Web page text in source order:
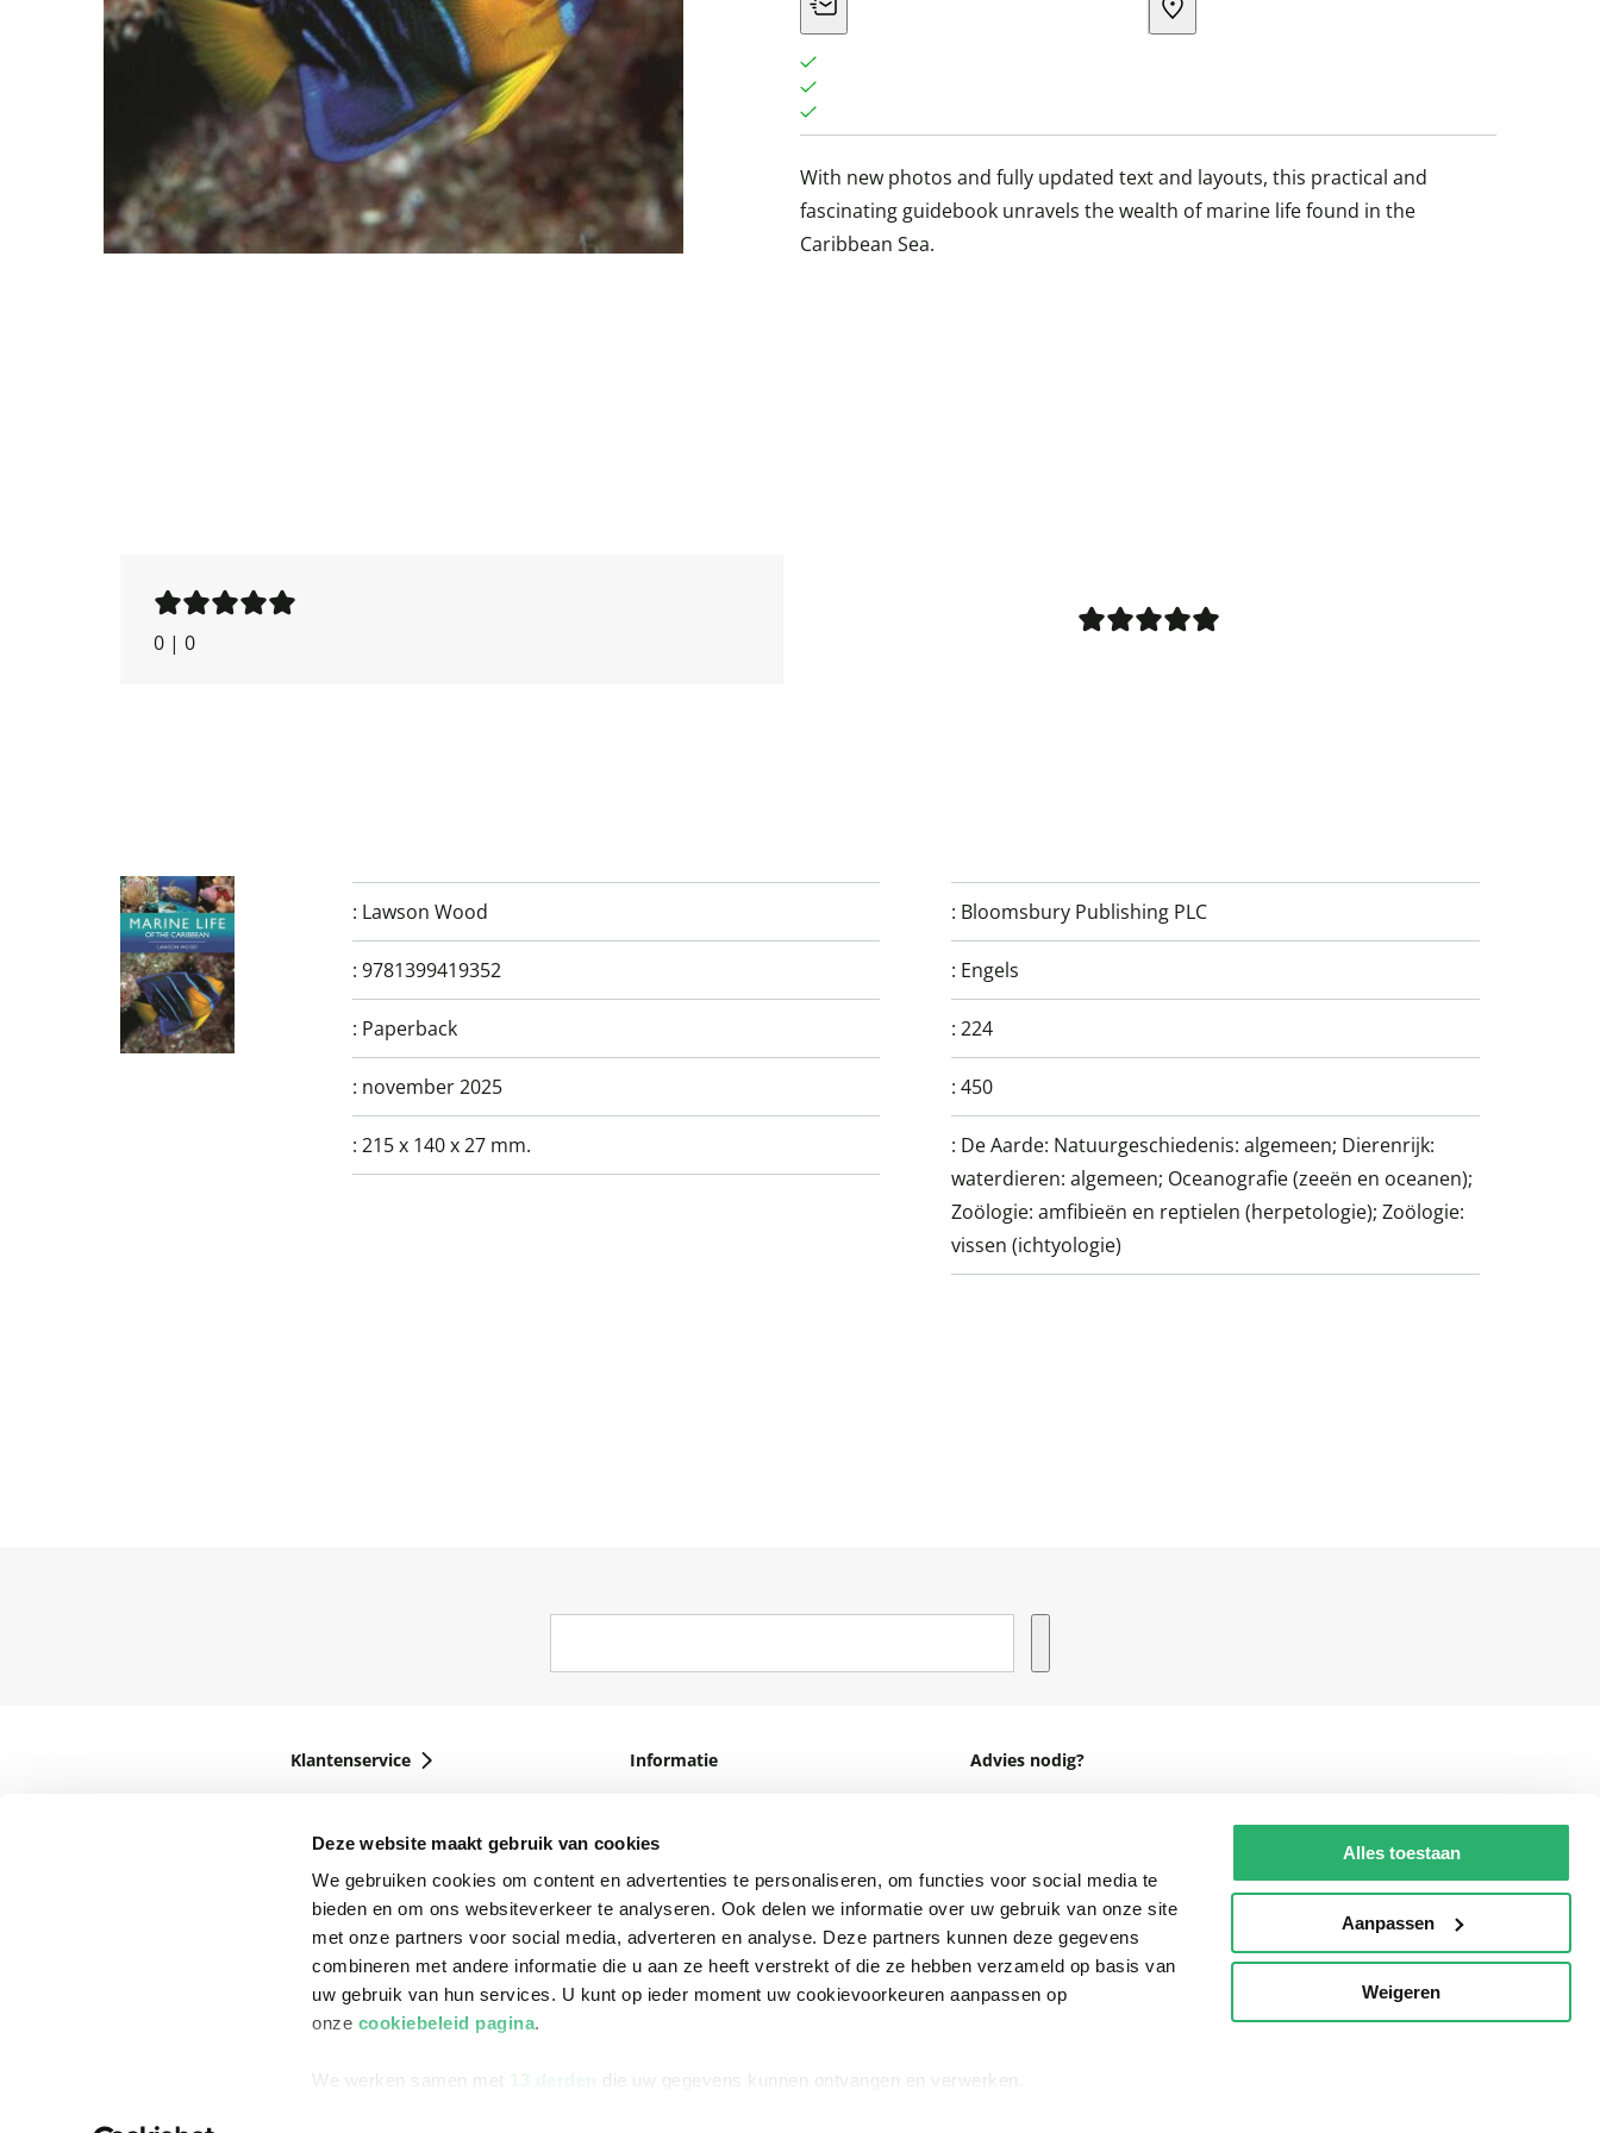
Deze website maakt gebruik van cookies
We gebruiken cookies om content en advertenties te personaliseren, om functies voor social media te
bieden en om ons websiteverkeer te analyseren. Ook delen we informatie over uw gebruik van onze site
met onze partners voor social media, adverteren en analyse. Deze partners kunnen deze gegevens
combineren met andere informatie die u aan ze heeft verstrekt of die ze hebben verzameld op basis van
uw gebruik van hun services. U kunt op ieder moment uw cookievoorkeuren aanpassen op
onze cookiebeleid pagina.
We werken samen met 13 derden die uw gegevens kunnen ontvangen en verwerken.
Alles toestaan
Aanpassen
Weigeren
With new photos and fully updated text and layouts, this practical and
fascinating guidebook unravels the wealth of marine life found in the
Caribbean Sea.
0 | 0
: Lawson Wood : Bloomsbury Publishing PLC
: 9781399419352 : Engels
: Paperback :224
: november 2025 :450
: 215 x 140 x 27 mm. : De Aarde: Natuurgeschiedenis: algemeen; Dierenrijk:
waterdieren: algemeen; Oceanografie (zeeën en oceanen);
Zoölogie: amfibieën en reptielen (herpetologie); Zoölogie:
vissen (ichtyologie)
Klantenservice
Bezorging
Betalen
Retourneren
Veelgestelde vragen
Informatie
Vacatures
Winkels en openingstijden
Cadeaukaart
Ondernemer worden
Vulnerability Disclosure policy
Advies nodig?
helpdesk@readshop.nl
088 - 133 84 32